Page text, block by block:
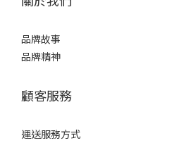
品牌故事
品牌精神
顧客服務
運送服務方式